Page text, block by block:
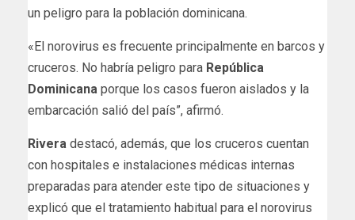
un peligro para la población dominicana.
«El norovirus es frecuente principalmente en barcos y
cruceros. No habría peligro para República
Dominicana porque los casos fueron aislados y la
embarcación salió del país”, afirmó.
Rivera destacó, además, que los cruceros cuentan
con hospitales e instalaciones médicas internas
preparadas para atender este tipo de situaciones y
explicó que el tratamiento habitual para el norovirus